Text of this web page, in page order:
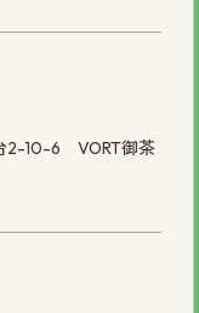
2-10-6 VORT御茶